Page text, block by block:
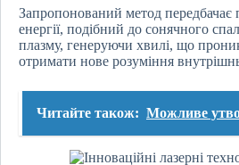
Запропонований метод передбачає
енергії, подібний до сонячного
плазму, генеруючи хвилі, що
отримати нове розуміння
Читайте також: Можливе